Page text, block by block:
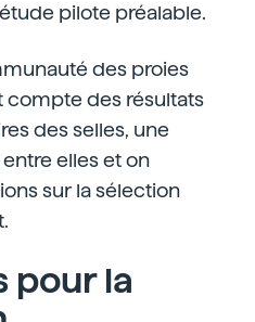
pilote préalable.
des proies
compte des résultats
des selles, une
elles et on
sur la sélection
pour la